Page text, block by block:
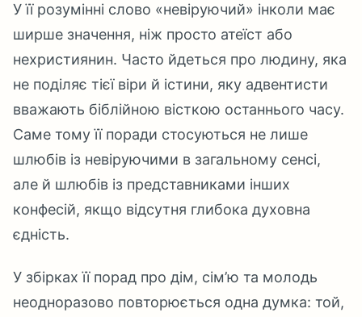
У її розумінні слово «невіруючий» інколи має
ширше значення, ніж просто атеїст або
нехристиянин. Часто йдеться про людину, яка
не поділяє тієї віри й істини, яку адвентисти
вважають біблійною вісткою останнього часу.
Саме тому її поради стосуються не лише
шлюбів із невіруючими в загальному сенсі,
але й шлюбів із представниками інших
конфесій, якщо відсутня глибока духовна
єдність.
У збірках її порад про дім, сім’ю та молодь
неодноразово повторюється одна думка: той,